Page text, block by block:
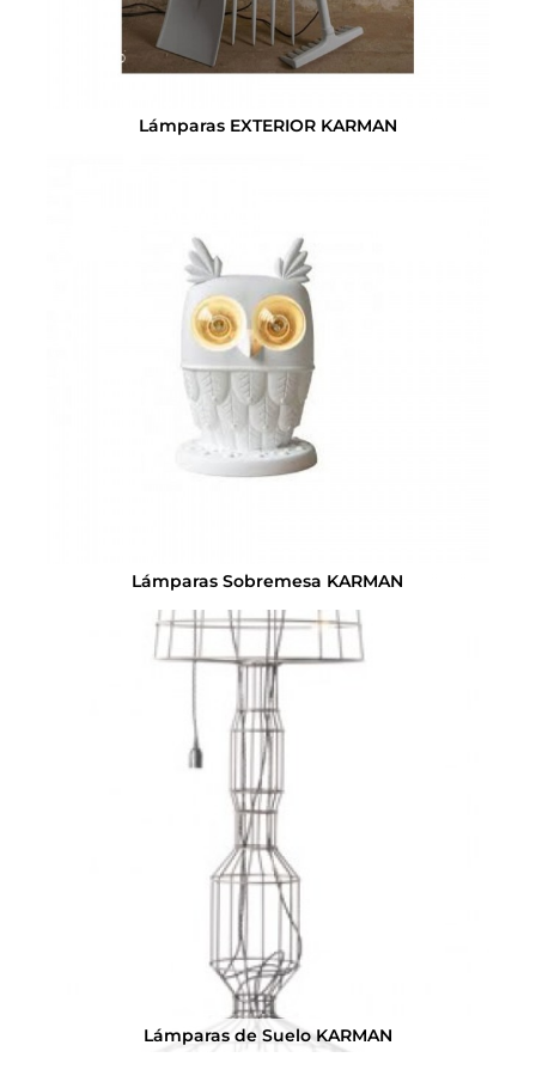
Lámparas EXTERIOR KARMAN
Lámparas Sobremesa KARMAN
Lámparas de Suelo KARMAN